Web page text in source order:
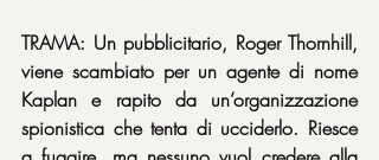
TRAMA: Un pubblicitario, Roger Thornhill,
viene scambiato per un agente di nome
Kaplan e rapito da un’organizzazione
spionistica che tenta di ucciderlo. Riesce